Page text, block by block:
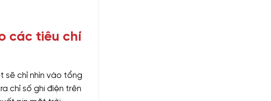
các tiêu chí
sẽ chỉ nhìn vào tổng
chỉ số ghi điện trên